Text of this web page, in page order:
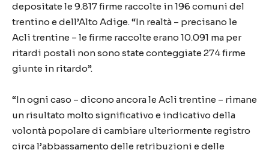
depositate le 9.817 firme raccolte in 196 comuni del
trentino e dell’Alto Adige. “In realtà – precisano le
Acli trentine – le firme raccolte erano 10.091 ma per
ritardi postali non sono state conteggiate 274 firme
giunte in ritardo”.
“In ogni caso – dicono ancora le Acli trentine – rimane
un risultato molto significativo e indicativo della
volontà popolare di cambiare ulteriormente registro
circa l’abbassamento delle retribuzioni e delle